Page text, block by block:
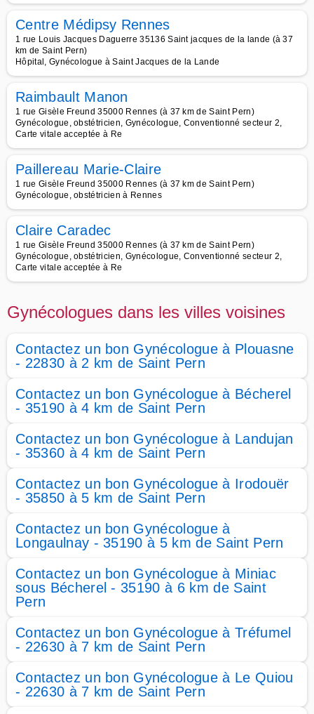
Centre Médipsy Rennes
1 rue Louis Jacques Daguerre 35136 Saint jacques de la lande (à 37
km de Saint Pern)
Hôpital, Gynécologue à Saint Jacques de la Lande
Raimbault Manon
1 rue Gisèle Freund 35000 Rennes (à 37 km de Saint Pern)
Gynécologue, obstétricien, Gynécologue, Conventionné secteur 2,
Carte vitale acceptée à Re
Paillereau Marie-Claire
1 rue Gisèle Freund 35000 Rennes (à 37 km de Saint Pern)
Gynécologue, obstétricien à Rennes
Claire Caradec
1 rue Gisèle Freund 35000 Rennes (à 37 km de Saint Pern)
Gynécologue, obstétricien, Gynécologue, Conventionné secteur 2,
Carte vitale acceptée à Re
Gynécologues dans les villes voisines
Contactez un bon Gynécologue à Plouasne
- 22830 à 2 km de Saint Pern
Contactez un bon Gynécologue à Bécherel
- 35190 à 4 km de Saint Pern
Contactez un bon Gynécologue à Landujan
- 35360 à 4 km de Saint Pern
Contactez un bon Gynécologue à Irodouër
- 35850 à 5 km de Saint Pern
Contactez un bon Gynécologue à
Longaulnay - 35190 à 5 km de Saint Pern
Contactez un bon Gynécologue à Miniac
sous Bécherel - 35190 à 6 km de Saint
Pern
Contactez un bon Gynécologue à Tréfumel
- 22630 à 7 km de Saint Pern
Contactez un bon Gynécologue à Le Quiou
- 22630 à 7 km de Saint Pern